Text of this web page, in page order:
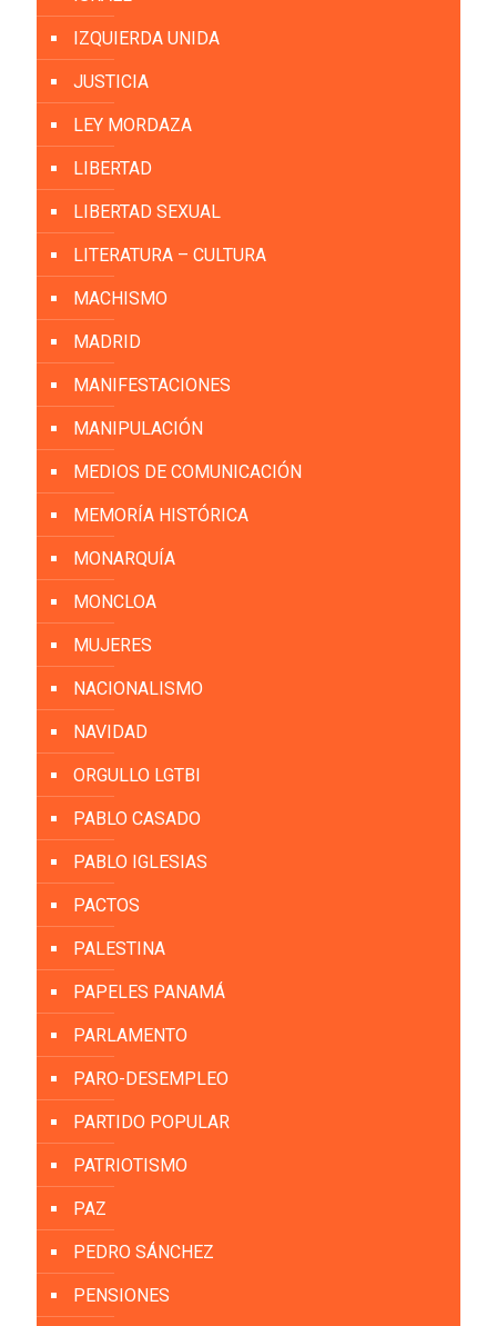
IZQUIERDA UNIDA
JUSTICIA
LEY MORDAZA
LIBERTAD
LIBERTAD SEXUAL
LITERATURA – CULTURA
MACHISMO
MADRID
MANIFESTACIONES
MANIPULACIÓN
MEDIOS DE COMUNICACIÓN
MEMORÍA HISTÓRICA
MONARQUÍA
MONCLOA
MUJERES
NACIONALISMO
NAVIDAD
ORGULLO LGTBI
PABLO CASADO
PABLO IGLESIAS
PACTOS
PALESTINA
PAPELES PANAMÁ
PARLAMENTO
PARO-DESEMPLEO
PARTIDO POPULAR
PATRIOTISMO
PAZ
PEDRO SÁNCHEZ
PENSIONES